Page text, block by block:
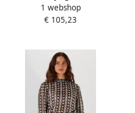
566 Blouse Black Dames
1 webshop
€ 105,23